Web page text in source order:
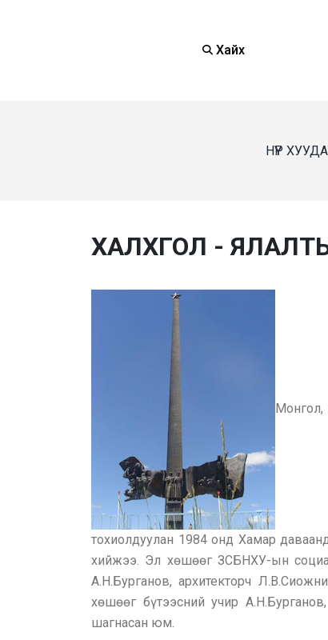
Хайх
НҮҮР
ХАЛХГОЛ - ЯЛАЛТЫН
тохиолдуулан 1984 онд Хамар
хийжээ. Эл хөшөөг ЗСБНХУ-ын
А.Н.Бурганов, архитекторч
хөшөөг бүтээсний учир
шагнасан юм.